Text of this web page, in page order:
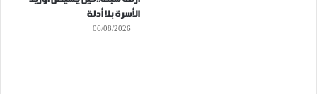
الأسرة بلا أدلة
06/08/2026